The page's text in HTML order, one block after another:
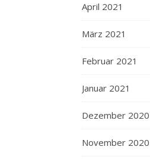
April 2021
März 2021
Februar 2021
Januar 2021
Dezember 2020
November 2020